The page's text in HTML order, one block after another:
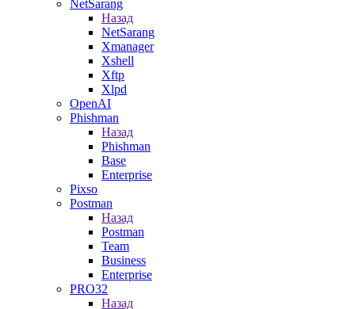
NetSarang
Назад
NetSarang
Xmanager
Xshell
Xftp
Xlpd
OpenAI
Phishman
Назад
Phishman
Base
Enterprise
Pixso
Postman
Назад
Postman
Team
Business
Enterprise
PRO32
Назад